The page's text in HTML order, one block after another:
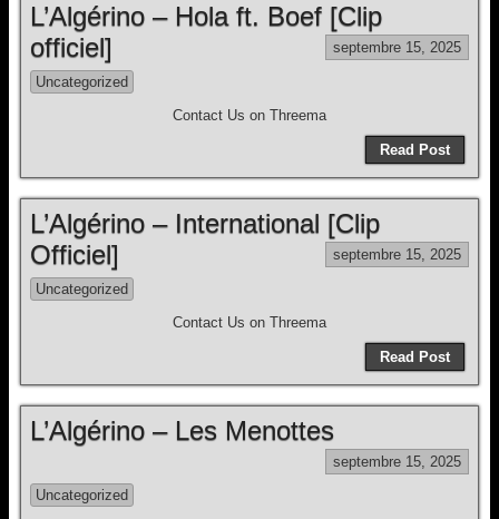
L’Algérino – Hola ft. Boef [Clip
officiel]
septembre 15, 2025
Uncategorized
Contact Us on Threema
Read Post
L’Algérino – International [Clip
Officiel]
septembre 15, 2025
Uncategorized
Contact Us on Threema
Read Post
L’Algérino – Les Menottes
septembre 15, 2025
Uncategorized